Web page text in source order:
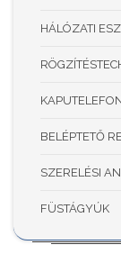
HÁLÓZATI
BELÉPTETŐ
SZERELÉSI
FÜSTÁGYÚK